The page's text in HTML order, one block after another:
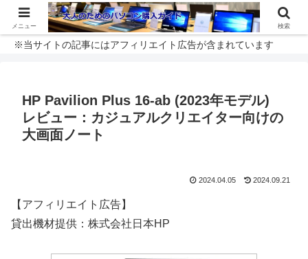
※当サイトの記事にはアフィリエイト広告が含まれています
HP Pavilion Plus 16-ab (2023年モデル)
レビュー：カジュアルクリエイター向けの
大画面ノート
2024.04.05 2024.09.21
【アフィリエイト広告】
貸出機材提供：株式会社日本HP
メニュー 検索